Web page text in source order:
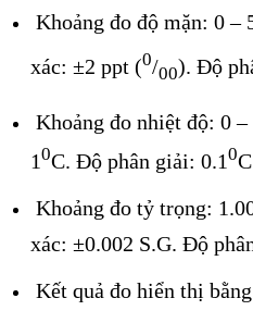
Khoảng đo độ mặn: 0 –
xác: ±2 ppt (0/00). Độ
Khoảng đo nhiệt độ: 0 –
10C. Độ phân giải: 0.10C
Khoảng đo tỷ trọng:
xác: ±0.002 S.G. Độ
Kết quả đo hiển thị